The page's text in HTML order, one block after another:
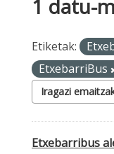
1 datu-
Etiketak:
EtxebarriBus
Iragazi
Etxebarribus